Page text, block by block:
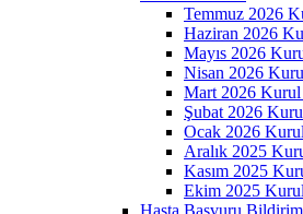
Temmuz 2026
Haziran 2026
Mayıs 2026
Nisan 2026
Mart 2026 Kurul
Şubat 2026
Ocak 2026
Aralık 2025
Kasım 2025
Ekim 2025
Hasta Başvuru